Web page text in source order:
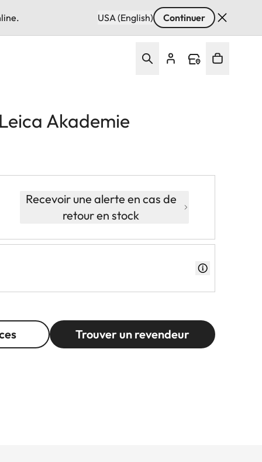
USA (English) Continuer
Akademie
Recevoir une alerte en cas de
retour en stock
Trouver un revendeur